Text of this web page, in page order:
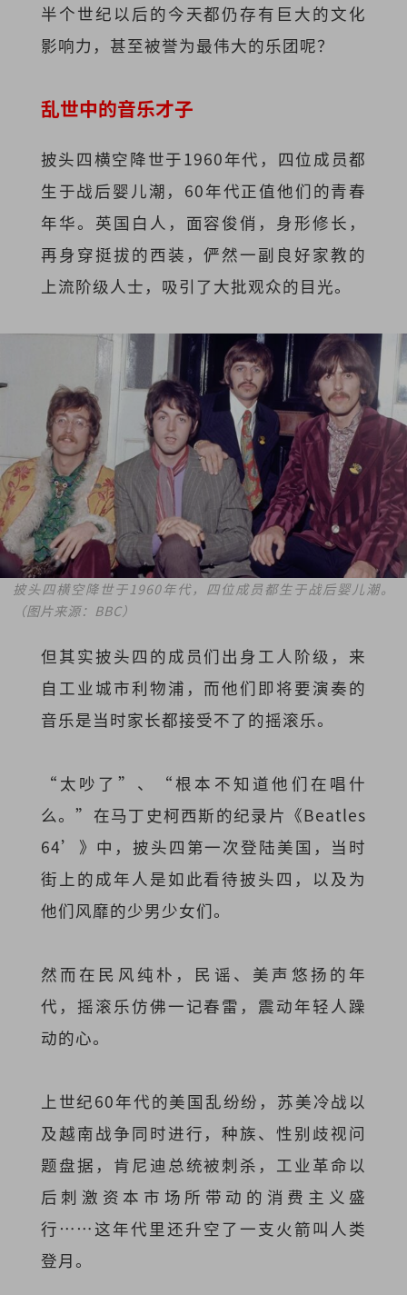
半个世纪以后的今天都仍存有巨大的文化
影响力，甚至被誉为最伟大的乐团呢？
乱世中的音乐才子
披头四横空降世于1960年代，四位成员都
生于战后婴儿潮，60年代正值他们的青春
年华。英国白人，面容俊俏，身形修长，
再身穿挺拔的西装，俨然一副良好家教的
上流阶级人士，吸引了大批观众的目光。
披头四横空降世于1960年代，四位成员都生于战后婴儿潮。
（图片来源：BBC）
但其实披头四的成员们出身工人阶级，来
自工业城市利物浦，而他们即将要演奏的
音乐是当时家长都接受不了的摇滚乐。
“太吵了”、“根本不知道他们在唱什
么。”在马丁史柯西斯的纪录片《Beatles
64’》中，披头四第一次登陆美国，当时
街上的成年人是如此看待披头四，以及为
他们风靡的少男少女们。
然而在民风纯朴，民谣、美声悠扬的年
代，摇滚乐仿佛一记春雷，震动年轻人躁
动的心。
上世纪60年代的美国乱纷纷，苏美冷战以
及越南战争同时进行，种族、性别歧视问
题盘据，肯尼迪总统被刺杀，工业革命以
后刺激资本市场所带动的消费主义盛
行⋯⋯这年代里还升空了一支火箭叫人类
登月。